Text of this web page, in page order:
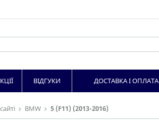
BMW 5 (F11) (2013-2016)
ВІДГУКИ ДОСТАВКА І ОПЛАТА